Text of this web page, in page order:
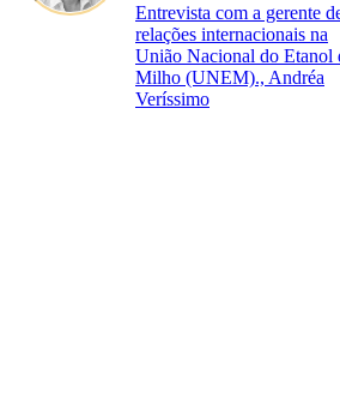
Entrevista com a gerente
relações internacionais na
União Nacional do Etanol
Milho (UNEM)., Andréa
Veríssimo